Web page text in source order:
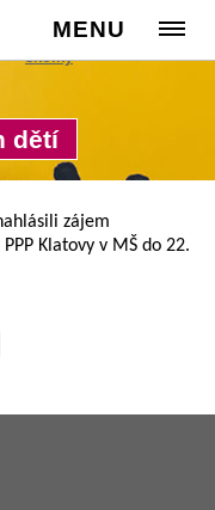
MENU
dětí
Cesta:www.zssvihov.info
Školka > Ze života
školky
zájem
Klatovy v MŠ do 22.